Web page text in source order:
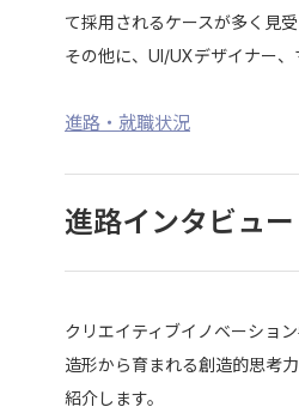
て採用されるケースが多く見受
その他に、UI/UXデザイナー、
進路・就職状況
進路インタビュー
クリエイティブイノベーショ
造形から育まれる創造的思考
紹介します。